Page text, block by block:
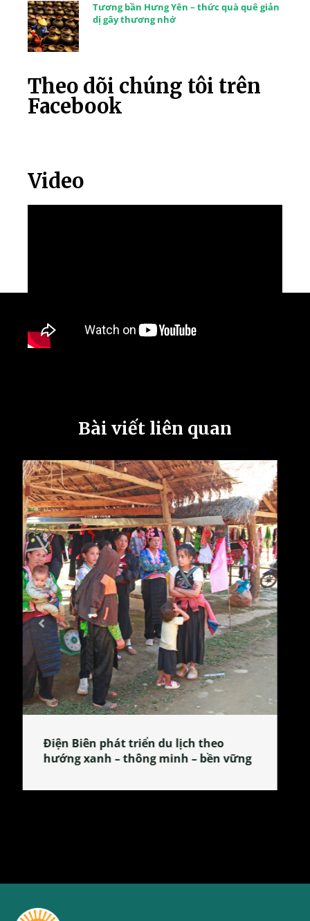
Tương bần Hưng Yên – thức quà quê giản
dị gây thương nhớ
Theo dõi chúng tôi trên
Facebook
Video
Bài viết liên quan
Làng làm bánh tẻ Phú Nhi – nơi lan
tỏa đặc sản xứ Đoài